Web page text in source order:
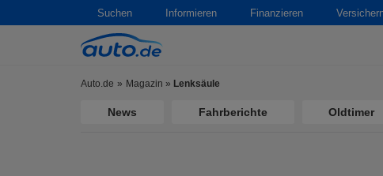
Suchen Informieren Finanzieren
Auto.de Magazin » Lenksäule
News Fahrberichte Oldtimer